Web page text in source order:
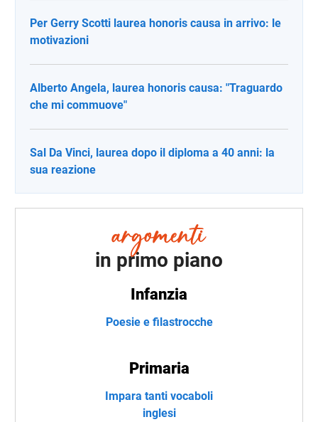
Per Gerry Scotti laurea honoris causa in arrivo: le
motivazioni
Alberto Angela, laurea honoris causa: "Traguardo
che mi commuove"
Sal Da Vinci, laurea dopo il diploma a 40 anni: la
sua reazione
in primo piano
Infanzia
Poesie e filastrocche
Primaria
Impara tanti vocaboli
inglesi